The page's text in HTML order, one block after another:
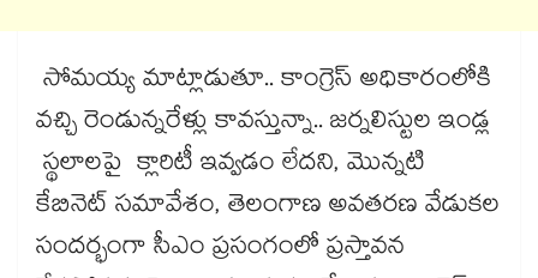
సోమయ్య మాట్లాడుతూ.. కాంగ్రెస్ అధికారంలోకి
వచ్చి రెండున్నరేళ్లు కావస్తున్నా.. జర్నలిస్టుల ఇండ్ల
స్థలాలపై క్లారిటీ ఇవ్వడం లేదని, మొన్నటి
కేబినెట్ సమావేశం, తెలంగాణ అవతరణ వేడుకల
సందర్భంగా సీఎం ప్రసంగంలో ప్రస్తావన